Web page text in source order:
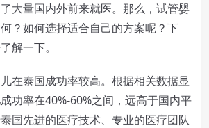
大量国内外前来就医。那么，试管婴
？如何选择适合自己的方案呢？下
解一下。
泰国成功率较高。根据相关数据显
功率在40%-60%之间，远高于国内平
国先进的医疗技术、专业的医疗团队